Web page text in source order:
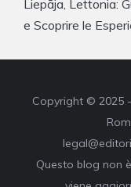
Liepāja, Lettonia:
e Scoprire le
Copyright © 2025
Questo blog non